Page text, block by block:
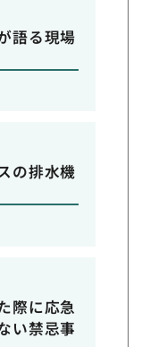
語る現場
の排水機
際に応急
い禁忌事